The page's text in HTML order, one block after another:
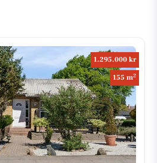
1.295.000 kr
155 m2